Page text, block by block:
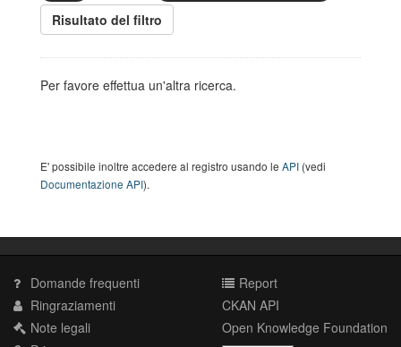
Risultato del filtro
Per favore effettua un'altra ricerca.
E' possibile inoltre accedere al registro usando le API (vedi
Documentazione API).
Domande frequenti
Ringraziamenti
Note legali
Report
CKAN API
Open Knowledge Foundation